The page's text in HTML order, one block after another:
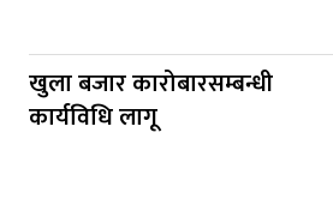
खुला बजार कारोबारसम्बन्धी
कार्यविधि लागू